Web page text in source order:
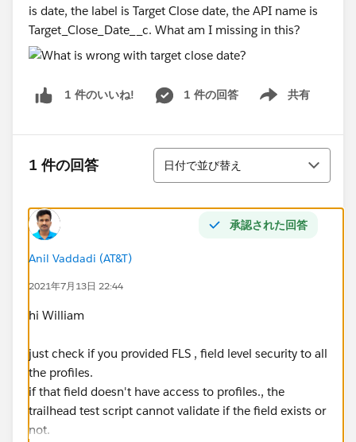
is date, the label is Target Close date, the API name is
Target_Close_Date__c. What am I missing in this?
1 件のいいね! 1 件の回答 共有
Show menu
1 件の回答
並び替え
日付で並び替え
承認された回答
Anil Vaddadi (AT&T)
2021年7月13日 22:44
hi William
just check if you provided FLS , field level security to all
the profiles.
if that field doesn't have access to profiles., the
trailhead test script cannot validate if the field exists or
not.